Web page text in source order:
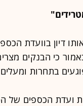
דיון בוועדת
כי הבנקים
בתחרות
ועדת הכספים